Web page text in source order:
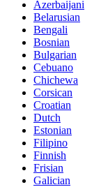
Azerbaijani
Belarusian
Bengali
Bosnian
Bulgarian
Cebuano
Chichewa
Corsican
Croatian
Dutch
Estonian
Filipino
Finnish
Frisian
Galician